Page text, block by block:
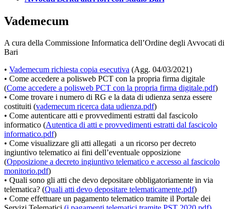
Vademecum
A cura della Commissione Informatica dell’Ordine degli Avvocati di
Bari
• Vademecum richiesta copia esecutiva (Agg. 04/03/2021)
• Come accedere a polisweb PCT con la propria firma digitale
(Come accedere a polisweb PCT con la propria firma digitale.pdf)
• Come trovare i numero di RG e la data di udienza senza essere
costituiti (vademecum ricerca data udienza.pdf)
• Come autenticare atti e provvedimenti estratti dal fascicolo
informatico (Autentica di atti e provvedimenti estratti dal fascicolo
informatico.pdf)
• Come visualizzare gli atti allegati a un ricorso per decreto
ingiuntivo telematico ai fini dell’eventuale opposizione
(Opposizione a decreto ingiuntivo telematico e accesso al fascicolo
monitorio.pdf)
• Quali sono gli atti che devo depositare obbligatoriamente in via
telematica? (Quali atti devo depositare telematicamente.pdf)
• Come effettuare un pagamento telematico tramite il Portale dei